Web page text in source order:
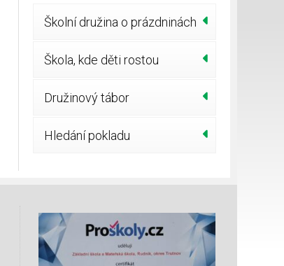
Školní družina o prázdninách
Škola, kde děti rostou
Družinový tábor
Hledání pokladu